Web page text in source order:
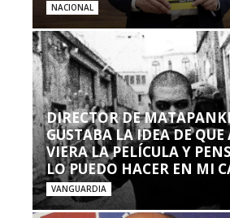
NACIONAL
DIRECTOR DE
GUSTABA LA IDEA DE
VIERA LA PELÍCULA Y
LO PUEDO HACER EN MI
VANGUARDIA